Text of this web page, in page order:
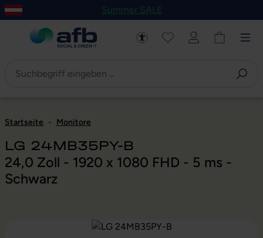
Hauptinhalt springen
Zur Navigation der B2B-Plattform springen
Summer SALE
Startseite - Monitore
LG 24MB35PY-B
24,0 Zoll - 1920 x 1080 FHD - 5 ms -
Schwarz
Bildergalerie überspringen